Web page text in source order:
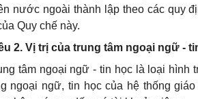
nước ngoài thành lập theo các quy
Quy chế này.
2. Vị trị của trung tâm ngoại ngữ -
tâm ngoại ngữ - tin học là loại hình
ngoại ngữ, tin học của hệ thống